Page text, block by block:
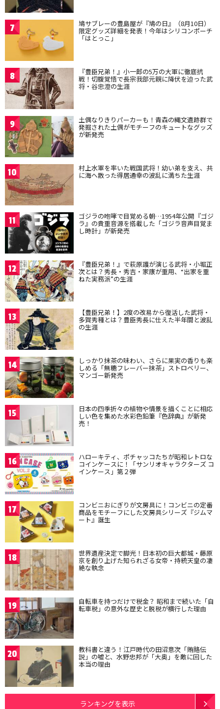
7 鳩サブレーの豊島屋が『鳩の日』（8月10日）
限定グッズ詳細を発表！今年はシリコンポーチ
「はとっこ」
8 『豊臣兄弟！』小一郎の5万の大軍に徹底抗
戦！切腹覚悟で長宗我部元親に降伏を迫った武
将・谷忠澄の生涯
9 土偶なりきりパーカーも！青森の縄文遺跡群で
発掘された土偶がモチーフのキュートなグッズ
が新発売
10 村上水軍を率いた戦国武将！幼い弟を支え、共
に海へ散った得居通幸の波乱に満ちた生涯
11 ゴジラの咆哮で目覚める朝…1954年公開『ゴジ
ラ』の貴重音源を搭載した「ゴジラ音声目覚ま
し時計」が新発売
12 『豊臣兄弟！』で萩原護が演じる武将・小堀正
次とは？秀長・秀吉・家康が重用、“出家を重
ねた実務派”の生涯
13 【豊臣兄弟！】2度の改易から復活した武将・
多賀秀種とは？豊臣秀長に仕えた半年間と波乱
の生涯
14 しっかり抹茶の味わい、さらに果実の香りも楽
しめる「無糖フレーバー抹茶」ストロベリー、
マンゴー新発売
15 日本の四季折々の植物や情景を描くことに相応
しい色を集めた水彩色鉛筆『色辞典』が新発
売！
16 ハローキティ、ポチャッコたちが昭和レトロな
コインケースに！「サンリオキャラクターズ コ
インケース」第２弾
17 コンビニおにぎりが文房具に！コンビニの定番
商品をモチーフにした文房具シリーズ『ジムマ
ート』誕生
18 世界遺産決定で脚光！日本初の巨大都城・藤原
京を創り上げた知られざる女帝・持統天皇の凄
絶な執念
19 自転車を持つだけで税金？ 昭和まで続いた「自
転車税」の意外な歴史と脱税が横行した理由
20 教科書と違う！江戸時代の田沼意次「賄賂伝
説」の嘘と、水野忠邦が「大奥」を敵に回した
本当の理由
ランキングを表示